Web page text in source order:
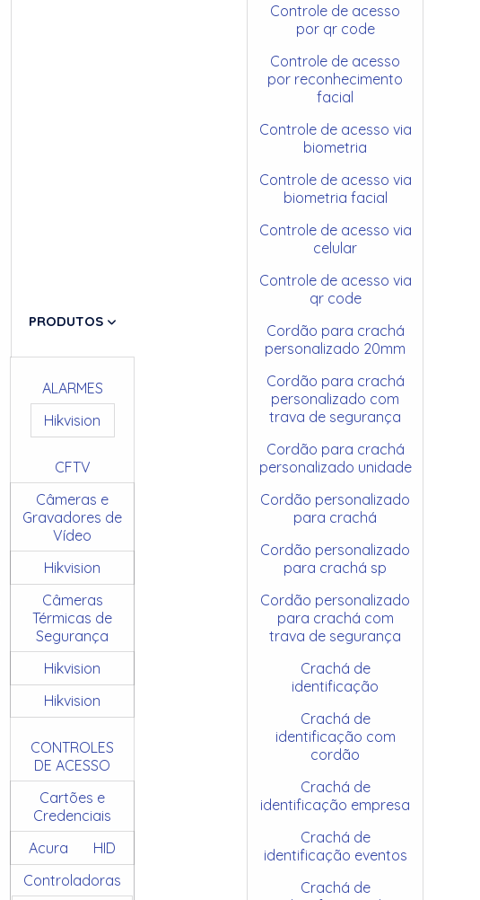
PRODUTOS
ALARMES
Hikvision
CFTV
Câmeras e
Gravadores de
Vídeo
Hikvision
Câmeras
Térmicas de
Segurança
Hikvision
Hikvision
CONTROLES
DE ACESSO
Cartões e
Credenciais
Acura
HID
Controladoras
Controle de acesso
por qr code
Controle de acesso
por reconhecimento
facial
Controle de acesso via
biometria
Controle de acesso via
biometria facial
Controle de acesso via
celular
Controle de acesso via
qr code
Cordão para crachá
personalizado 20mm
Cordão para crachá
personalizado com
trava de segurança
Cordão para crachá
personalizado unidade
Cordão personalizado
para crachá
Cordão personalizado
para crachá sp
Cordão personalizado
para crachá com
trava de segurança
Crachá de
identificação
Crachá de
identificação com
cordão
Crachá de
identificação empresa
Crachá de
identificação eventos
Crachá de